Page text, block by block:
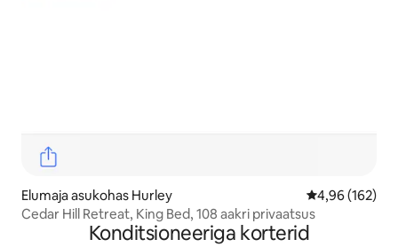
Elumaja asukohas Hurley Keskmine
4,96 (162)
Cedar Hill Retreat, King Bed, 108 aakri privaatsus
Konditsioneeriga korterid